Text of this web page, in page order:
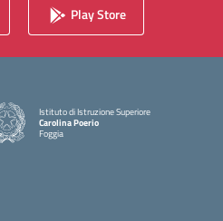
Play Store
Istituto di Istruzione Superiore
Carolina Poerio
Foggia
— Visita la pagina iniziale della scuola